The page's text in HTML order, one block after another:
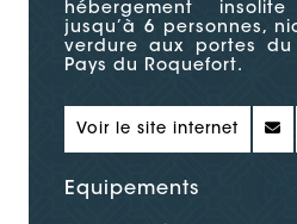
hébergement
jusqu’à 6 personnes,
verdure aux portes
Pays du Roquefort.
Voir le site internet
Equipements